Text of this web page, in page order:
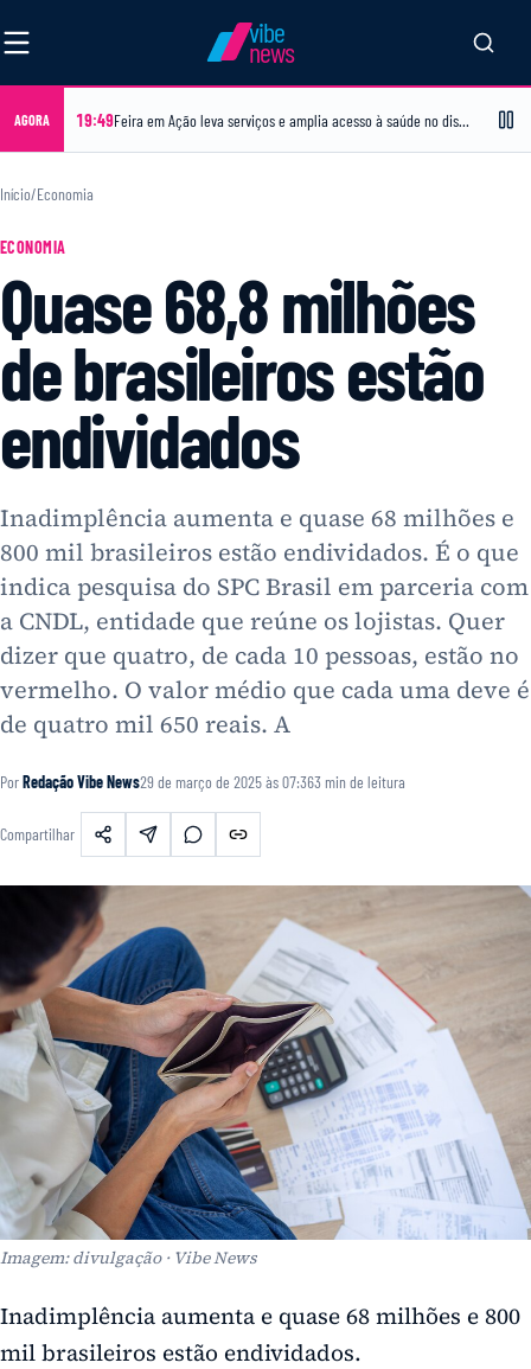
vibe
news
AGORA 19:49 Feira em Ação leva serviços e amplia acesso à saúde no distrito de Jaíba
Início/Economia
ECONOMIA
Quase 68,8 milhões
de brasileiros estão
endividados
Inadimplência aumenta e quase 68 milhões e
800 mil brasileiros estão endividados. É o que
indica pesquisa do SPC Brasil em parceria com
a CNDL, entidade que reúne os lojistas. Quer
dizer que quatro, de cada 10 pessoas, estão no
vermelho. O valor médio que cada uma deve é
de quatro mil 650 reais. A
PorRedação Vibe News29 de março de 2025 às 07:363 min de leitura
Compartilhar
Imagem: divulgação · Vibe News
Inadimplência aumenta e quase 68 milhões e 800
mil brasileiros estão endividados.